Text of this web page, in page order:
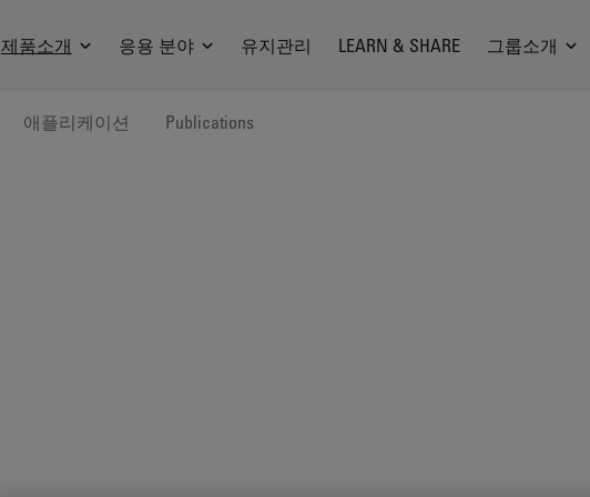
제품소개 응용 분야 유지관리 LEARN & SHARE 그룹소개
애플리케이션 Publications